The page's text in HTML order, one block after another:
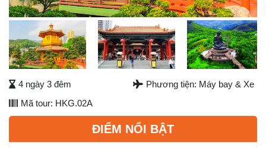
Next
4 ngày 3 đêm
Phương tiện: Máy bay & Xe
Mã tour: HKG.02A
ĐIỂM NỔI BẬT